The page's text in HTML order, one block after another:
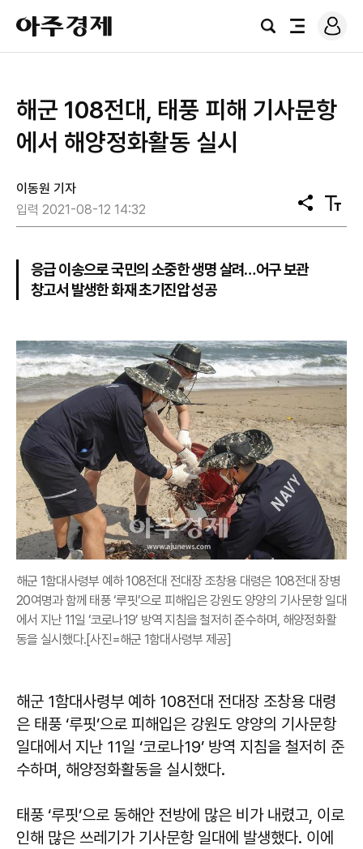
아
주
경
검
전
로
그
해군 108전대, 태풍 피해 기사문항
에서 해양정화활동 실시
이동원 기자
입력 2021-08-12 14:32
공
유
텍
스
응급 이송으로 국민의 소중한 생명 살려…어구 보관
창고서 발생한 화재 초기진압 성공
해군 1함대사령부 예하 108전대 전대장 조창용 대령은 108전대 장병
20여명과 함께 태풍 ‘루핏’으로 피해입은 강원도 양양의 기사문항 일대
에서 지난 11일 ‘코로나19’ 방역 지침을 철저히 준수하며, 해양정화활
동을 실시했다.[사진=해군 1함대사령부 제공]
해군 1함대사령부 예하 108전대 전대장 조창용 대령
은 태풍 ‘루핏’으로 피해입은 강원도 양양의 기사문항
일대에서 지난 11일 ‘코로나19’ 방역 지침을 철저히 준
수하며, 해양정화활동을 실시했다.
태풍 ‘루핏’으로 동해안 전방에 많은 비가 내렸고, 이로
인해 많은 쓰레기가 기사문항 일대에 발생했다. 이에